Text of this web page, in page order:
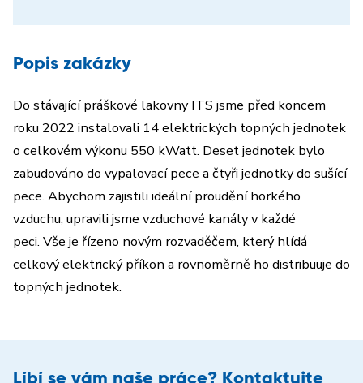
Popis zakázky
Do stávající práškové lakovny ITS jsme před koncem
roku 2022 instalovali 14 elektrických topných jednotek
o celkovém výkonu 550 kWatt. Deset jednotek bylo
zabudováno do vypalovací pece a čtyři jednotky do sušící
pece. Abychom zajistili ideální proudění horkého
vzduchu, upravili jsme vzduchové kanály v každé
peci. Vše je řízeno novým rozvaděčem, který hlídá
celkový elektrický příkon a rovnoměrně ho distribuuje do
topných jednotek.
Líbí se vám naše práce? Kontaktujte